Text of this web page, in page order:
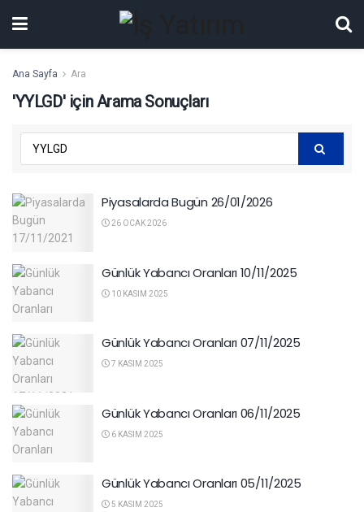
Ana Sayfa Ara
'YYLGD' için Arama Sonuçları
Piyasalarda Bugün 26/01/2026
26 OCAK 2026
Günlük Yabancı Oranları 10/11/2025
10 KASIM 2025
Günlük Yabancı Oranları 07/11/2025
7 KASIM 2025
Günlük Yabancı Oranları 06/11/2025
6 KASIM 2025
Günlük Yabancı Oranları 05/11/2025
5 KASIM 2025